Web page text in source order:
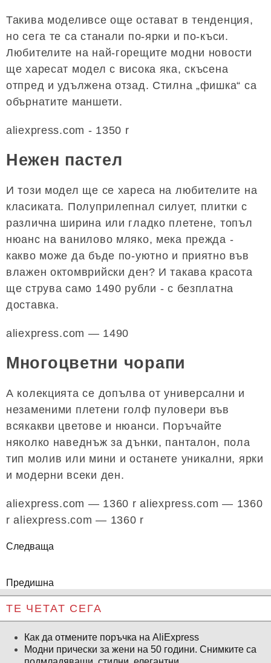
Такива моделивсе още остават в тенденция,
но сега те са станали по-ярки и по-къси.
Любителите на най-горещите модни новости
ще харесат модел с висока яка, скъсена
отпред и удължена отзад. Стилна „фишка“ са
обърнатите маншети.
aliexpress.com - 1350 r
Нежен пастел
И този модел ще се хареса на любителите на
класиката. Полуприлепнал силует, плитки с
различна ширина или гладко плетене, топъл
нюанс на ванилово мляко, мека прежда -
какво може да бъде по-уютно и приятно във
влажен октомврийски ден? И такава красота
ще струва само 1490 рубли - с безплатна
доставка.
aliexpress.com — 1490
Многоцветни чорапи
А колекцията се допълва от универсални и
незаменими плетени голф пуловери във
всякакви цветове и нюанси. Поръчайте
няколко наведнъж за дънки, панталон, пола
тип молив или мини и останете уникални, ярки
и модерни всеки ден.
aliexpress.com — 1360 r aliexpress.com — 1360
r aliexpress.com — 1360 r
Следваща
Предишна
ТЕ ЧЕТАТ СЕГА
Как да отмените поръчка на AliExpress
Модни прически за жени на 50 години. Снимките са